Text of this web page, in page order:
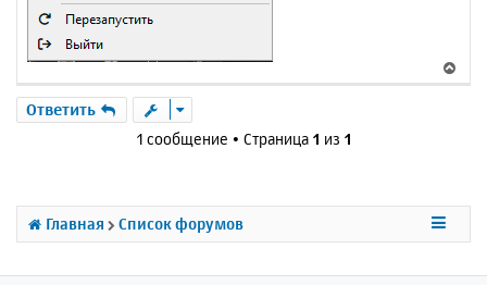
е
с
н
Ответить
1 сообщение • Страница 1 из 1
Главная Список форумов